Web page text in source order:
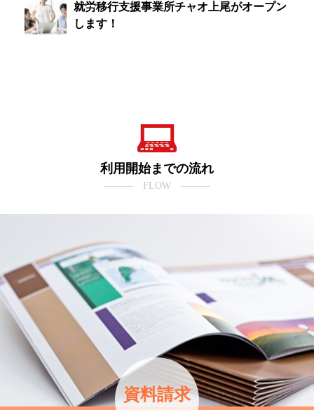
就労移行支援事業所チャオ上尾がオープン
します！
利用開始までの流れ
――― FLOW ―――
資料請求